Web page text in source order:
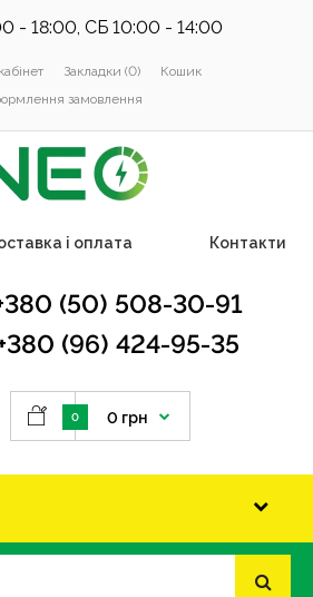
- 18:00, СБ 10:00 - 14:00
Закладки (0)
Кошик
замовлення
і оплата Контакти
(50) 508-30-91
(96) 424-95-35
0 0 грн